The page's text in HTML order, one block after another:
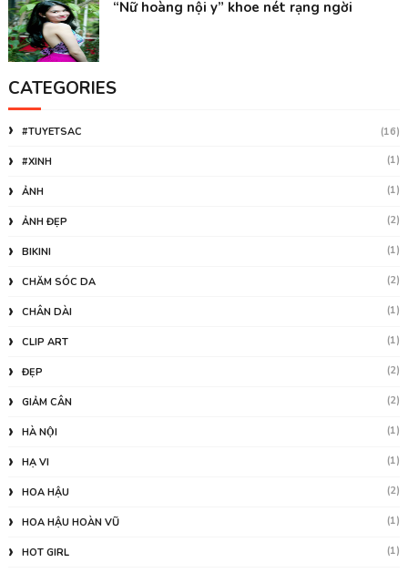
“Nữ hoàng nội y” khoe nét rạng ngời
CATEGORIES
#TUYETSAC (16)
#XINH (1)
ẢNH (1)
ẢNH ĐẸP (2)
BIKINI (1)
CHĂM SÓC DA (2)
CHÂN DÀI (1)
CLIP ART (1)
ĐẸP (2)
GIẢM CÂN (2)
HÀ NỘI (1)
HẠ VI (1)
HOA HẬU (2)
HOA HẬU HOÀN VŨ (1)
HOT GIRL (1)